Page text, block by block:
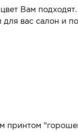
Вам подходят.
вас салон и
принтом